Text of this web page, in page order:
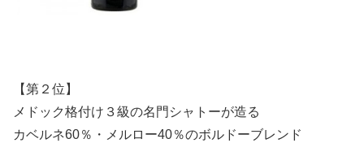
【第２位】
メドック格付け３級の名門シャトーが造る
カベルネ60％・メルロー40％のボルドーブレンド